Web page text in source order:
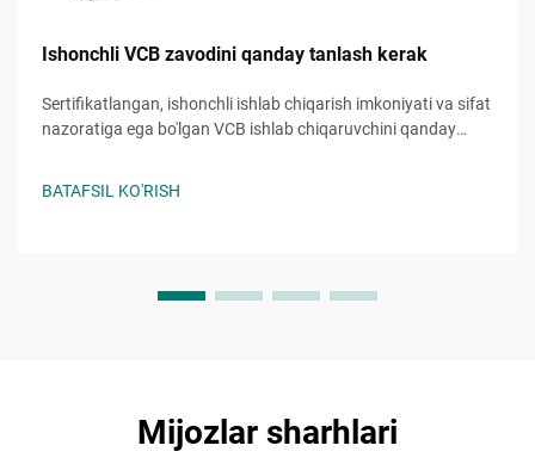
Ishonchli VCB zavodini qanday tanlash kerak
Sertifikatlangan, ishonchli ishlab chiqarish imkoniyati va sifat
nazoratiga ega bo'lgan VCB ishlab chiqaruvchini qanday
BATAFSIL KO'RISH
Mijozlar sharhlari